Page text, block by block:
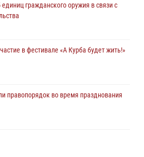
гражданского оружия в связи с
в фестивале «А Курба будет жить!»
правопорядок во время празднования